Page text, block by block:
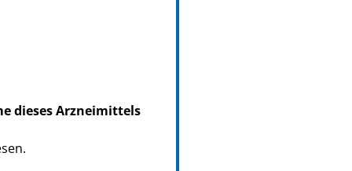
dieses Arzneimittels